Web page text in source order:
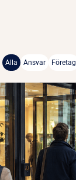
Alla Ansvar Företag